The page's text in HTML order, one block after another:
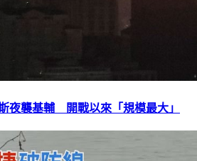
夜襲基輔 開戰以來「規模最大」